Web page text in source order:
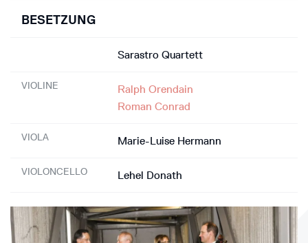
BESETZUNG
Sarastro Quartett
VIOLINE
Ralph Orendain
Roman Conrad
VIOLA Marie-Luise Hermann
VIOLONCELLO Lehel Donath